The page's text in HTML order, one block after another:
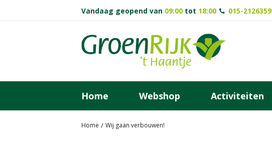
Home Wij gaan verbouwen!
Vandaag geopend van 09:00 tot 18:00 015-2126359
Home Webshop Activiteiten